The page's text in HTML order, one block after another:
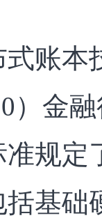
账本
）金
规定
基础